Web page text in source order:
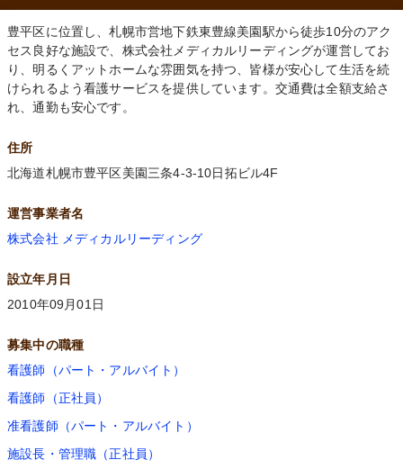
豊平区に位置し、札幌市営地下鉄東豊線美園駅から徒歩10分のアク
セス良好な施設で、株式会社メディカルリーディングが運営してお
り、明るくアットホームな雰囲気を持つ、皆様が安心して生活を続
けられるよう看護サービスを提供しています。交通費は全額支給さ
れ、通勤も安心です。
住所
北海道札幌市豊平区美園三条4-3-10日拓ビル4F
運営事業者名
株式会社 メディカルリーディング
設立年月日
2010年09月01日
募集中の職種
看護師（パート・アルバイト）
看護師（正社員）
准看護師（パート・アルバイト）
施設長・管理職（正社員）